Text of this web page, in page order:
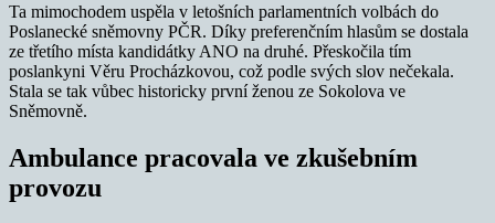
Ta mimochodem uspěla v letošních parlamentních volbách do
Poslanecké sněmovny PČR. Díky preferenčním hlasům se dostala
ze třetího místa kandidátky ANO na druhé. Přeskočila tím
poslankyni Věru Procházkovou, což podle svých slov nečekala.
Stala se tak vůbec historicky první ženou ze Sokolova ve
Sněmovně.
Ambulance pracovala ve zkušebním
provozu